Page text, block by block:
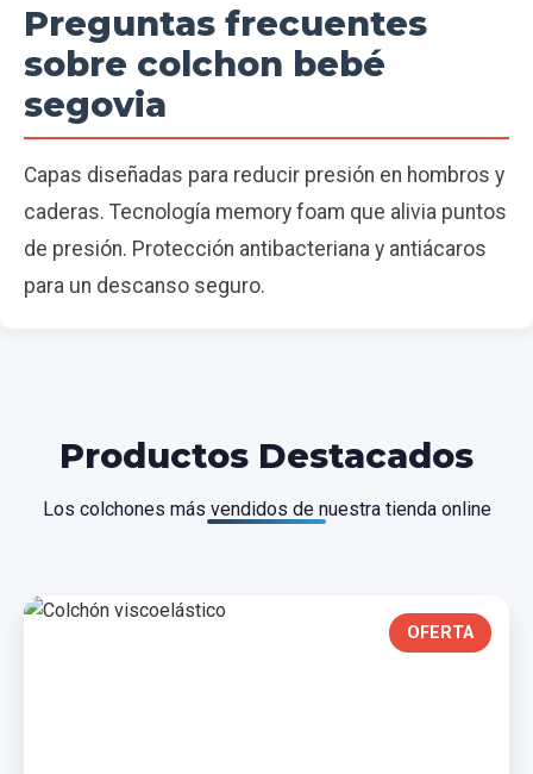
Preguntas frecuentes
sobre colchon bebé
segovia
Capas diseñadas para reducir presión en hombros y
caderas. Tecnología memory foam que alivia puntos
de presión. Protección antibacteriana y antiácaros
para un descanso seguro.
Productos Destacados
Los colchones más vendidos de nuestra tienda online
OFERTA